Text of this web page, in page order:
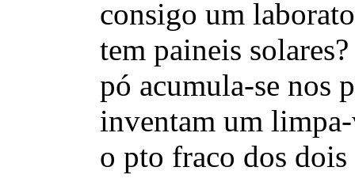
consigo um
tem paineis
pó acumula-se nos
inventam um
o pto fraco dos